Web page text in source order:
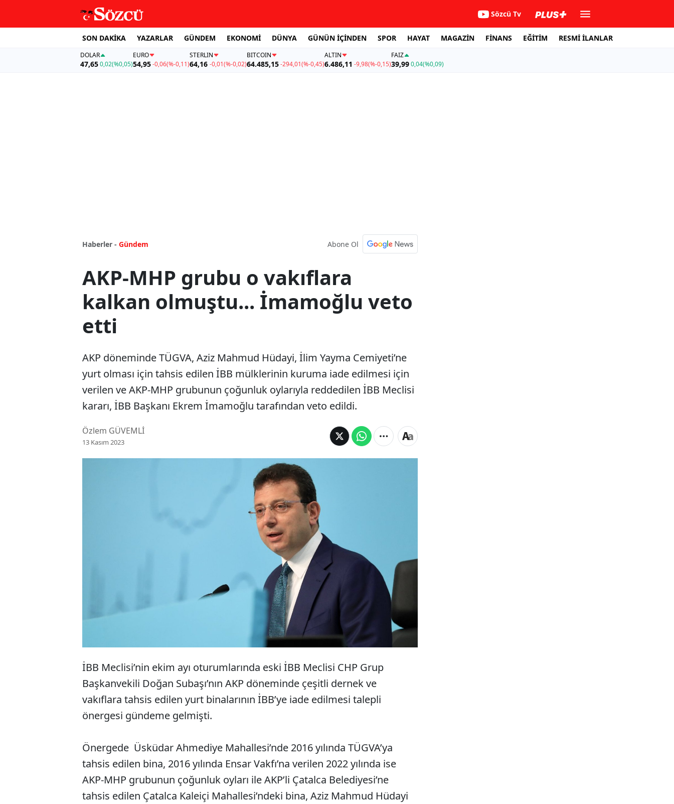
Sözcü Tv
SON DAKİKA YAZARLAR GÜNDEM EKONOMİ DÜNYA GÜNÜN İÇİNDEN SPOR HAYAT MAGAZİN FİNANS EĞİTİM RESMİ İLANLAR
DOLAR
47,650,02(%0,05)
EURO
54,95 -0,06(%-0,11)
STERLIN
64,16 -0,01(%-0,02)
BITCOIN
64.485,15-294,01(%-0,45)
ALTIN
6.486,11 -9,98(%-0,15)
FAİZ
39,990,04(%0,09)
Haberler - Gündem Abone Ol
AKP-MHP grubu o vakıflara
kalkan olmuştu... İmamoğlu veto
etti
AKP döneminde TÜGVA, Aziz Mahmud Hüdayi, İlim Yayma Cemiyeti’ne
yurt olması için tahsis edilen İBB mülklerinin kuruma iade edilmesi için
verilen ve AKP-MHP grubunun çoğunluk oylarıyla reddedilen İBB Meclisi
kararı, İBB Başkanı Ekrem İmamoğlu tarafından veto edildi.
Özlem GÜVEMLİ
13 Kasım 2023
AKP döneminde TÜGVA, Aziz Mahmud Hüdayi, İlim Yayma
Cemiyeti’ne yurt olması için tahsis edilen İBB mülklerinin kuruma
iade edilmesi için verilen ve AKP-MHP grubunun çoğunluk oylarıyla
reddedilen İBB Meclisi kararı, İBB Başkanı Ekrem İmamoğlu
İBB Meclisi’nin ekim ayı oturumlarında eski İBB Meclisi CHP Grup
Başkanvekili Doğan Subaşı’nın AKP döneminde çeşitli dernek ve
vakıflara tahsis edilen yurt binalarının İBB’ye iade edilmesi talepli
önergesi gündeme gelmişti.
Önergede Üsküdar Ahmediye Mahallesi’nde 2016 yılında TÜGVA’ya
tahsis edilen bina, 2016 yılında Ensar Vakfı’na verilen 2022 yılında ise
AKP-MHP grubunun çoğunluk oyları ile AKP’li Çatalca Belediyesi’ne
tahsis edilen Çatalca Kaleiçi Mahallesi’ndeki bina, Aziz Mahmud Hüdayi